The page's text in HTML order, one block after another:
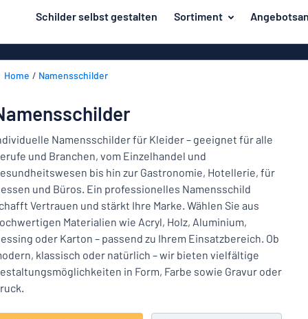
springen
Schilder selbst gestalten Sortiment
Material
Haus und Heim
Büro und Arbeitsplatz
Verkehr und Fahrzeuge
Aufkleber
Namensschilder
Kennzeichnung
Unsere
Bestseller
Herstellung
Material
Branche
Haus
und
Heim
Büro
und
Alle Kategorien anzeigen
zum
entwerfen
Home Namensschilder
Namensschilder für Kleider – geeignet für alle
und Branchen, vom Einzelhandel und
bis hin zur Gastronomie, Hotellerie, für
und Büros. Ein professionelles Namensschild
Vertrauen und stärkt Ihre Marke. Wählen Sie aus
Materialien wie Acryl, Holz, Aluminium,
oder Karton – passend zu Ihrem Einsatzbereich. Ob
klassisch oder natürlich – wir bieten vielfältige
in Form, Farbe sowie Gravur oder